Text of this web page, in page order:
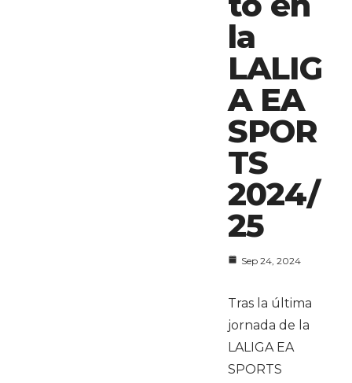
la
LALIG
A EA
SPOR
TS
2024/
25
Sep 24, 2024
Tras la última
jornada de la
LALIGA EA
SPORTS